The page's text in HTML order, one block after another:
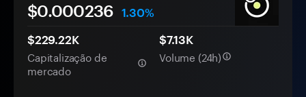
$0.000236
1.30%
$229.22K
Capitalização de
mercado
$7.13K
Volume (24h)